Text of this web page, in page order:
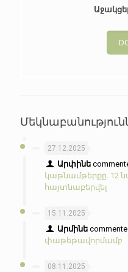
27.12.2025
Արփինե
կաթնամթերքը. 12
հայտնաբերվել
15.11.2025
Արմինե
փաթեթավորմամբ
08.11.2025